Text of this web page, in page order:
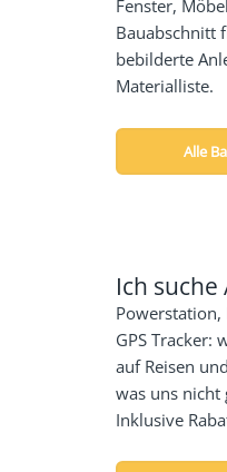
Fenster,
Bauabschnitt
bebilderte
Materialliste.
Alle
Ich
Powerstation,
GPS Tracker:
auf Reisen
was uns nicht
Inklusive